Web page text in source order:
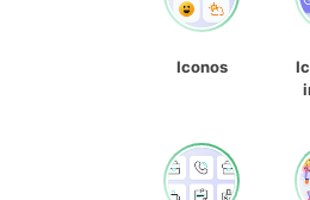
Iconos